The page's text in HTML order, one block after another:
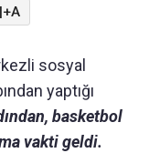
|+A
sosyal
yaptığı
basketbol
vakti geldi.